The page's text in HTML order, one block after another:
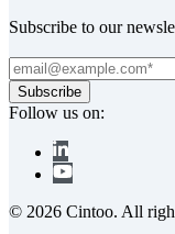
Subscribe to our
Follow us on:
© 2026 Cintoo. All